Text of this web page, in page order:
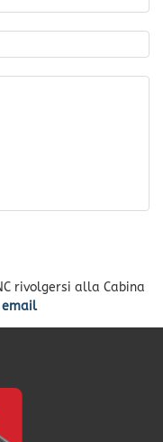
rivolgersi alla Cabina
email